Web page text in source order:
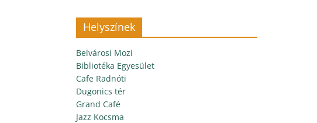
Helyszínek
Belvárosi Mozi
Bibliotéka Egyesület
Cafe Radnóti
Dugonics tér
Grand Café
Jazz Kocsma